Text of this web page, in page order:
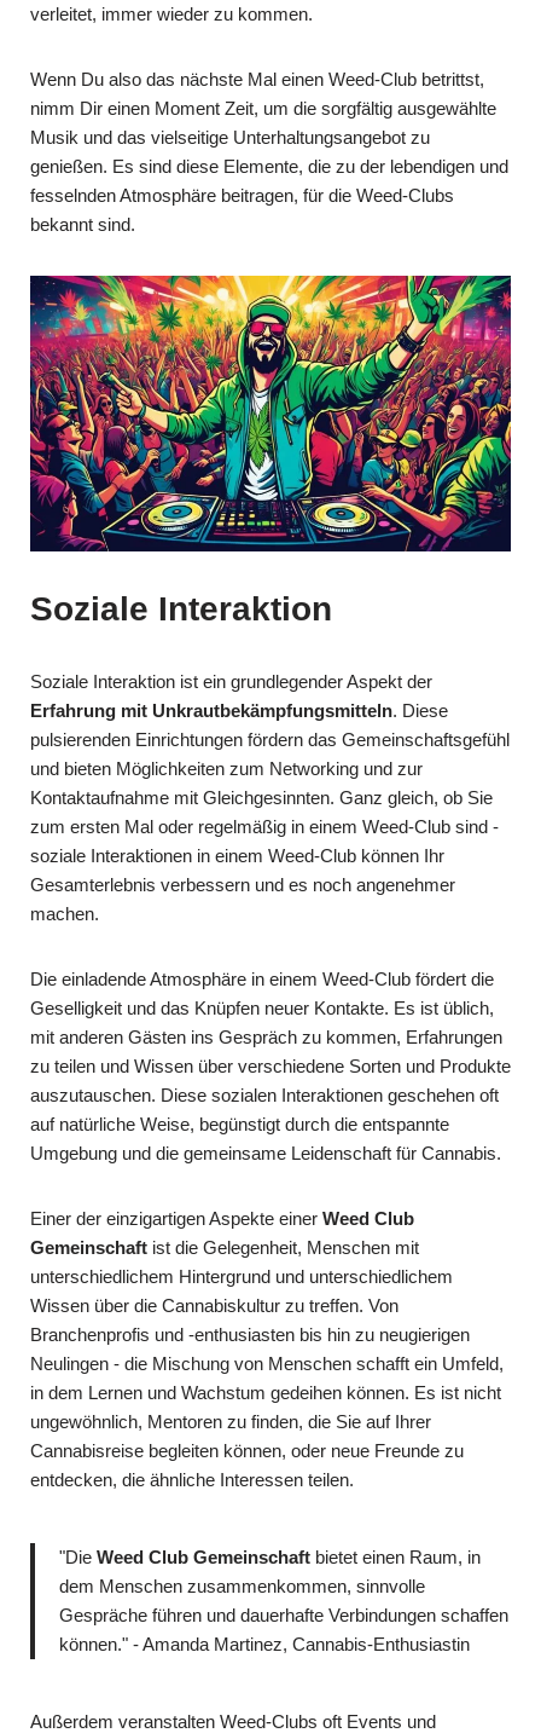
verleitet, immer wieder zu kommen.
Wenn Du also das nächste Mal einen Weed-Club betrittst,
nimm Dir einen Moment Zeit, um die sorgfältig ausgewählte
Musik und das vielseitige Unterhaltungsangebot zu
genießen. Es sind diese Elemente, die zu der lebendigen und
fesselnden Atmosphäre beitragen, für die Weed-Clubs
bekannt sind.
Soziale Interaktion
Soziale Interaktion ist ein grundlegender Aspekt der
Erfahrung mit Unkrautbekämpfungsmitteln. Diese
pulsierenden Einrichtungen fördern das Gemeinschaftsgefühl
und bieten Möglichkeiten zum Networking und zur
Kontaktaufnahme mit Gleichgesinnten. Ganz gleich, ob Sie
zum ersten Mal oder regelmäßig in einem Weed-Club sind -
soziale Interaktionen in einem Weed-Club können Ihr
Gesamterlebnis verbessern und es noch angenehmer
machen.
Die einladende Atmosphäre in einem Weed-Club fördert die
Geselligkeit und das Knüpfen neuer Kontakte. Es ist üblich,
mit anderen Gästen ins Gespräch zu kommen, Erfahrungen
zu teilen und Wissen über verschiedene Sorten und Produkte
auszutauschen. Diese sozialen Interaktionen geschehen oft
auf natürliche Weise, begünstigt durch die entspannte
Umgebung und die gemeinsame Leidenschaft für Cannabis.
Einer der einzigartigen Aspekte einer Weed Club
Gemeinschaft ist die Gelegenheit, Menschen mit
unterschiedlichem Hintergrund und unterschiedlichem
Wissen über die Cannabiskultur zu treffen. Von
Branchenprofis und -enthusiasten bis hin zu neugierigen
Neulingen - die Mischung von Menschen schafft ein Umfeld,
in dem Lernen und Wachstum gedeihen können. Es ist nicht
ungewöhnlich, Mentoren zu finden, die Sie auf Ihrer
Cannabisreise begleiten können, oder neue Freunde zu
entdecken, die ähnliche Interessen teilen.
"Die Weed Club Gemeinschaft bietet einen Raum, in
dem Menschen zusammenkommen, sinnvolle
Gespräche führen und dauerhafte Verbindungen schaffen
können." - Amanda Martinez, Cannabis-Enthusiastin
Außerdem veranstalten Weed-Clubs oft Events und